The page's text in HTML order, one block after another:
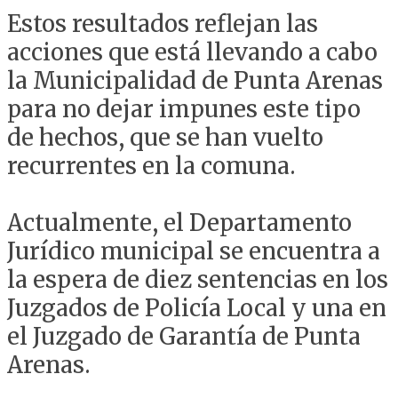
Estos resultados reflejan las
acciones que está llevando a cabo
la Municipalidad de Punta Arenas
para no dejar impunes este tipo
de hechos, que se han vuelto
recurrentes en la comuna.
Actualmente, el Departamento
Jurídico municipal se encuentra a
la espera de diez sentencias en los
Juzgados de Policía Local y una en
el Juzgado de Garantía de Punta
Arenas.